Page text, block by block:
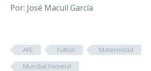
Por: José Macuil García
AFE Futbol
Maternidad
Mundial Femenil